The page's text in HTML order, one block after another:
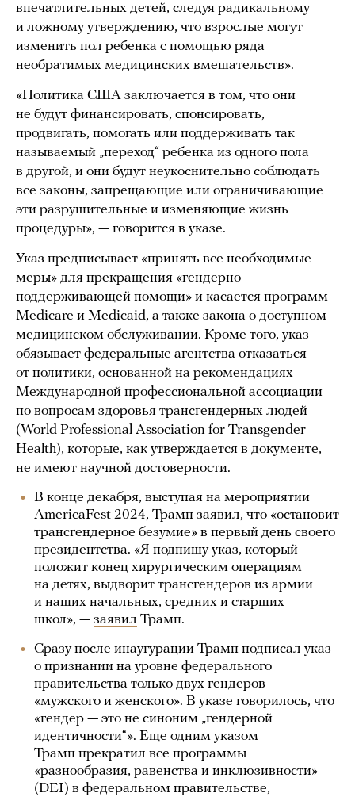
впечатлительных детей, следуя радикальному
и ложному утверждению, что взрослые могут
изменить пол ребенка с помощью ряда
необратимых медицинских вмешательств».
«Политика США заключается в том, что они
не будут финансировать, спонсировать,
продвигать, помогать или поддерживать так
называемый „переход“ ребенка из одного пола
в другой, и они будут неукоснительно соблюдать
все законы, запрещающие или ограничивающие
эти разрушительные и изменяющие жизнь
процедуры», — говорится в указе.
Указ предписывает «принять все необходимые
меры» для прекращения «гендерно-
поддерживающей помощи» и касается программ
Medicare и Medicaid, а также закона о доступном
медицинском обслуживании. Кроме того, указ
обязывает федеральные агентства отказаться
от политики, основанной на рекомендациях
Международной профессиональной ассоциации
по вопросам здоровья трансгендерных людей
(World Professional Association for Transgender
Health), которые, как утверждается в документе,
не имеют научной достоверности.
В конце декабря, выступая на мероприятии
AmericaFest 2024, Трамп заявил, что «остановит
трансгендерное безумие» в первый день своего
президентства. «Я подпишу указ, который
положит конец хирургическим операциям
на детях, выдворит трансгендеров из армии
и наших начальных, средних и старших
школ», — заявил Трамп.
Сразу после инаугурации Трамп подписал указ
о признании на уровне федерального
правительства только двух гендеров —
«мужского и женского». В указе говорилось, что
«гендер — это не синоним „гендерной
идентичности“». Еще одним указом
Трамп прекратил все программы
«разнообразия, равенства и инклюзивности»
(DEI) в федеральном правительстве,